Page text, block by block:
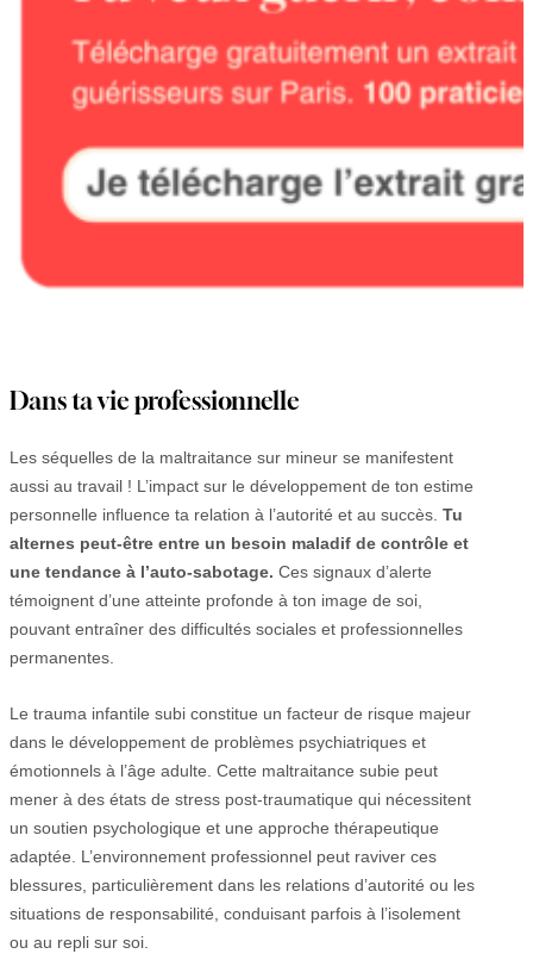
Dans ta vie professionnelle
Les séquelles de la maltraitance sur mineur se manifestent
aussi au travail ! L’impact sur le développement de ton estime
personnelle influence ta relation à l’autorité et au succès. Tu
alternes peut-être entre un besoin maladif de contrôle et
une tendance à l’auto-sabotage. Ces signaux d’alerte
témoignent d’une atteinte profonde à ton image de soi,
pouvant entraîner des difficultés sociales et professionnelles
permanentes.
Le trauma infantile subi constitue un facteur de risque majeur
dans le développement de problèmes psychiatriques et
émotionnels à l’âge adulte. Cette maltraitance subie peut
mener à des états de stress post-traumatique qui nécessitent
un soutien psychologique et une approche thérapeutique
adaptée. L’environnement professionnel peut raviver ces
blessures, particulièrement dans les relations d’autorité ou les
situations de responsabilité, conduisant parfois à l’isolement
ou au repli sur soi.